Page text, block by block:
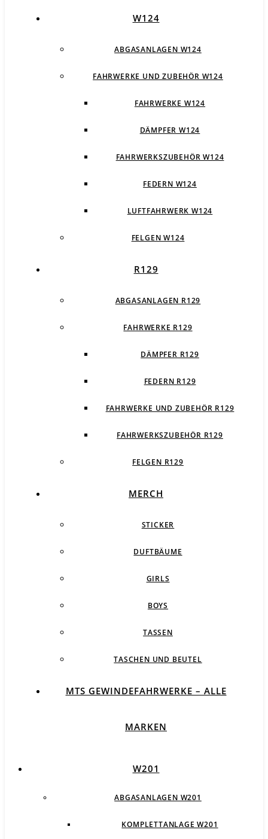
W124
ABGASANLAGEN W124
FAHRWERKE UND ZUBEHÖR W124
FAHRWERKE W124
DÄMPFER W124
FAHRWERKSZUBEHÖR W124
FEDERN W124
LUFTFAHRWERK W124
FELGEN W124
R129
ABGASANLAGEN R129
FAHRWERKE R129
DÄMPFER R129
FEDERN R129
FAHRWERKE UND ZUBEHÖR R129
FAHRWERKSZUBEHÖR R129
FELGEN R129
MERCH
STICKER
DUFTBÄUME
GIRLS
BOYS
TASSEN
TASCHEN UND BEUTEL
MTS GEWINDEFAHRWERKE – ALLE
MARKEN
W201
ABGASANLAGEN W201
KOMPLETTANLAGE W201